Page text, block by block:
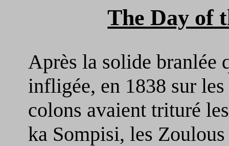
The Day of
Après la solide branlée
infligée, en 1838 sur
colons avaient trituré
ka Sompisi, les